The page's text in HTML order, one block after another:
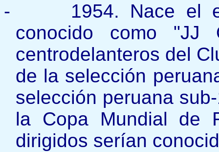
-
1954. Nace el
conocido como
centrodelanteros del
de la selección
selección peruana
la Copa Mundial de
dirigidos serían